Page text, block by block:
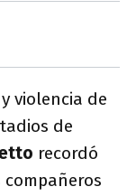
violencia de
de
recordó